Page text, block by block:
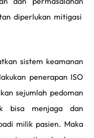
diperlukan mitigasi
sistem keamanan
penerapan ISO
sejumlah pedoman
bisa menjaga dan
milik pasien. Maka